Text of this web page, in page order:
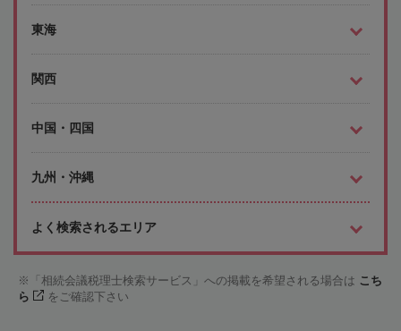
東海
関西
中国・四国
九州・沖縄
よく検索されるエリア
「相続会議税理士検索サービス」への掲載を希望される場合は こち
ら
をご確認下さい